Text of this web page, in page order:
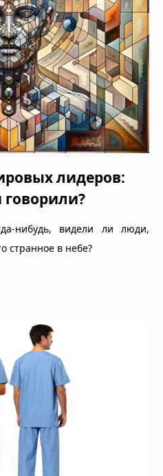
лидеров:
нибудь, видели ли люди,
странное в небе?